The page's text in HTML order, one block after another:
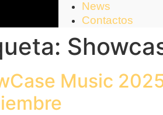
News
Contactos
Music